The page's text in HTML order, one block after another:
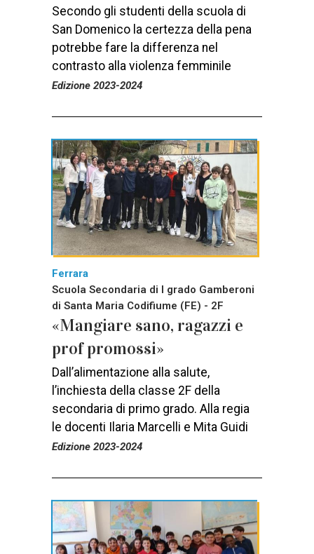
Secondo gli studenti della scuola di
San Domenico la certezza della pena
potrebbe fare la differenza nel
contrasto alla violenza femminile
Edizione 2023-2024
Ferrara
Scuola Secondaria di I grado Gamberoni
di Santa Maria Codifiume (FE) - 2F
«Mangiare sano, ragazzi e
prof promossi»
Dall’alimentazione alla salute,
l’inchiesta della classe 2F della
secondaria di primo grado. Alla regia
le docenti Ilaria Marcelli e Mita Guidi
Edizione 2023-2024